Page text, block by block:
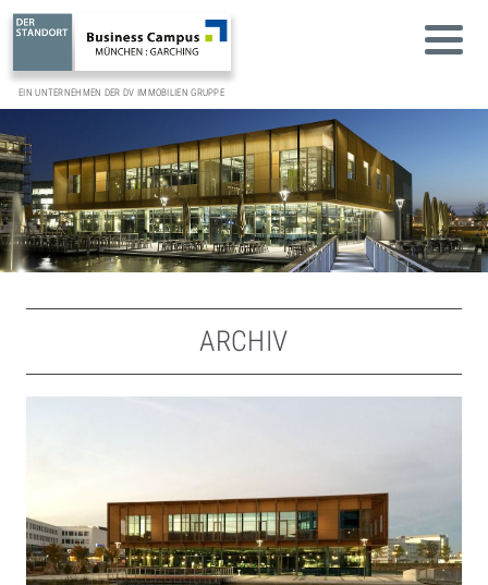
EIN UNTERNEHMEN DER DV IMMOBILIEN GRUPPE
ARCHIV